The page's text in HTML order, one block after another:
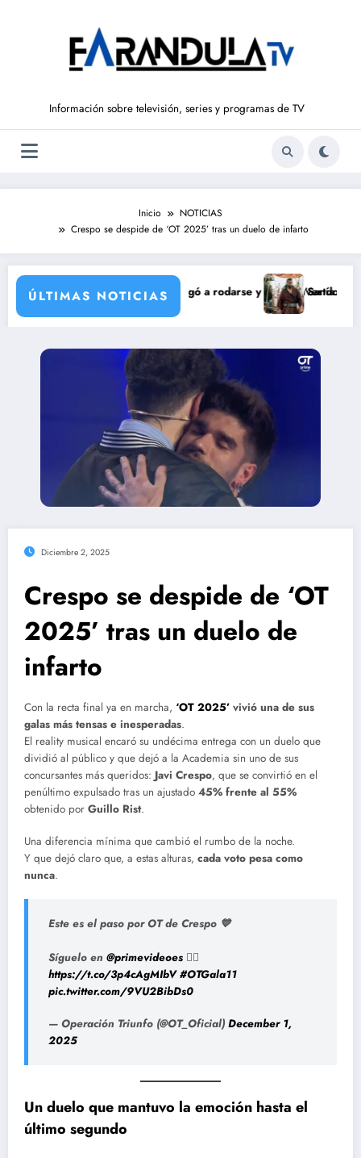
Información sobre televisión, series y programas de TV
Inicio
NOTICIAS
Crespo se despide de ‘OT 2025’ tras un duelo de infarto
ÚLTIMAS NOTICIAS
María Castro
Ordóñez que nunca llegó a rodarse y que convertía a Isabel Pantoja
‘Sandokán’ tendrá
Diciembre 2, 2025
Crespo se despide de ‘OT
2025’ tras un duelo de
infarto
Con la recta final ya en marcha, ‘OT 2025’ vivió una de sus
galas más tensas e inesperadas.
El reality musical encaró su undécima entrega con un duelo que
dividió al público y que dejó a la Academia sin uno de sus
concursantes más queridos: Javi Crespo, que se convirtió en el
penúltimo expulsado tras un ajustado 45% frente al 55%
obtenido por Guillo Rist.
Una diferencia mínima que cambió el rumbo de la noche.
Y que dejó claro que, a estas alturas, cada voto pesa como
nunca.
Este es el paso por OT de Crespo 💙
Síguelo en @primevideoes 👉🏻
https://t.co/3p4cAgMIbV #OTGala11
pic.twitter.com/9VU2BibDs0
— Operación Triunfo (@OT_Oficial) December 1,
2025
Un duelo que mantuvo la emoción hasta el
último segundo